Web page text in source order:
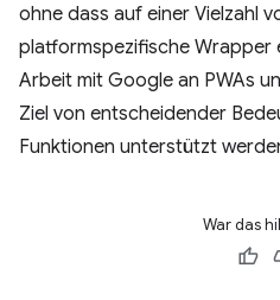
ohne dass auf einer Vielzahl
platformspezifische Wrapper
Arbeit mit Google an PWAs
Ziel von entscheidender
Funktionen unterstützt
War das